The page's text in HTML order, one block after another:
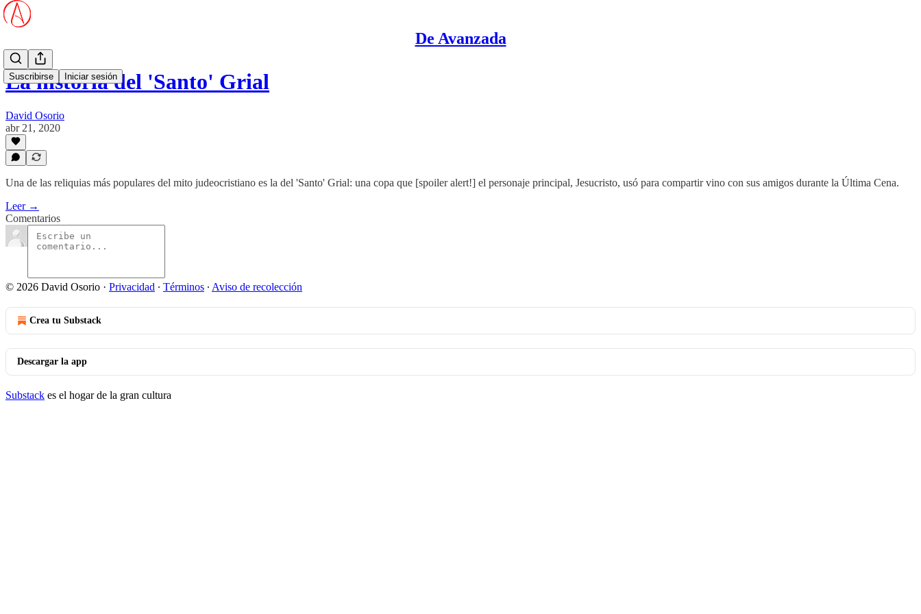
De Avanzada
Suscribirse Iniciar sesión
La historia del 'Santo' Grial
David Osorio
abr 21, 2020
Una de las reliquias más populares del mito judeocristiano es la del 'Santo' Grial: una copa que [spoiler alert!] el personaje principal, Jesucristo, usó para compartir vino con sus amigos durante la Última Cena.
Leer →
Comentarios
© 2026 David Osorio · Privacidad ∙ Términos ∙ Aviso de recolección
Crea tu Substack
Descargar la app
Substack es el hogar de la gran cultura